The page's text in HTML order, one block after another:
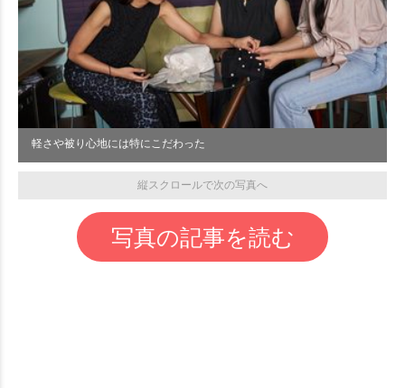
軽さや被り心地には特にこだわった
縦スクロールで次の写真へ
写真の記事を読む